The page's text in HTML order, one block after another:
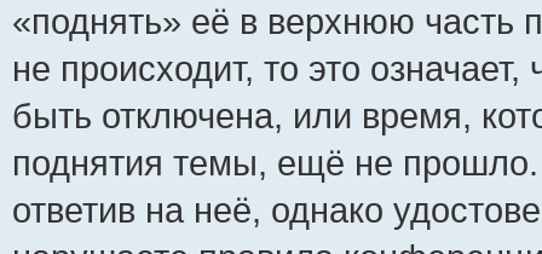
«поднять» её в верхнюю часть
не происходит, то это
быть отключена, или время,
поднятия темы, ещё не
ответив на неё, однако